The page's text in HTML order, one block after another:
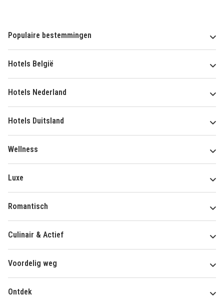
Populaire bestemmingen
Hotels België
Hotels Nederland
Hotels Duitsland
Wellness
Luxe
Romantisch
Culinair & Actief
Voordelig weg
Ontdek